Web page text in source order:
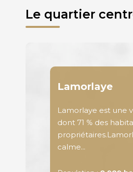
Le quartier
Lamorlaye
Lamorlaye est une
dont 71 % des
calme...